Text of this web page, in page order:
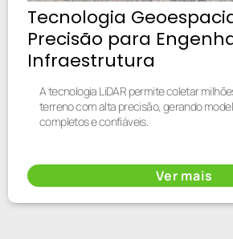
Tecnologia
Precisão para
Infraestrutura
A tecnologia LiDAR permite coletar
terreno com alta precisão, gerando
completos e confiáveis.
Ver mais